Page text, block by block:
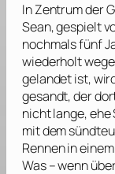
In Zentrum der
Sean, gespielt
nochmals fünf
wiederholt
gelandet ist,
gesandt, der
nicht lange,
mit dem
Rennen in
Was – wenn